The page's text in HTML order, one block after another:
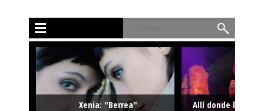
Xenia: "Berrea" Allí donde la